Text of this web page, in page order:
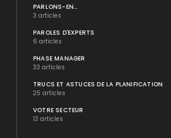
PARLONS-EN...
3 articles
PAROLES D'EXPERTS
6 articles
PHASE MANAGER
33 articles
TRUCS ET ASTUCES DE LA PLANIFICATION
25 articles
VOTRE SECTEUR
13 articles